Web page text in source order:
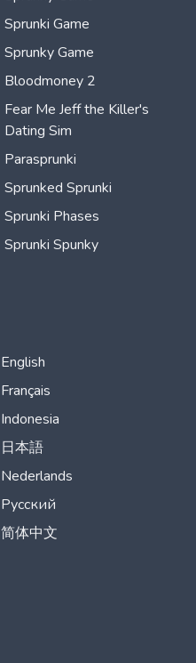
Sprunki Game
Sprunky Game
Bloodmoney 2
Fear Me Jeff the Killer's
Dating Sim
Parasprunki
Sprunked Sprunki
Sprunki Phases
Sprunki Spunky
English
Français
Indonesia
日本語
Nederlands
Русский
简体中文